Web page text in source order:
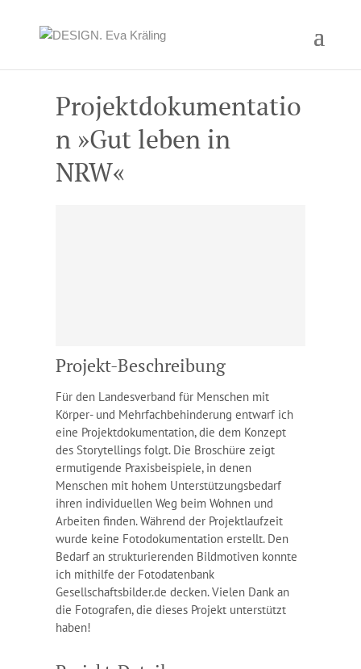
Projektdokumentatio
n »Gut leben in
NRW«
Projekt-Beschreibung
Für den Landes­verband für Menschen mit
Körper- und Mehrfach­behinderung entwarf ich
eine Projekt­­dokumentation, die dem Konzept
des Storytellings folgt. Die Broschüre zeigt
ermutigende Praxis­beispiele, in denen
Menschen mit hohem Unterstützungs­bedarf
ihren individuellen Weg beim Wohnen und
Arbeiten finden. Während der Projektlaufzeit
wurde keine Fotodokumentation erstellt. Den
Bedarf an strukturierenden Bildmotiven konnte
ich mithilfe der Fotodatenbank
Gesellschaftsbilder.de decken. Vielen Dank an
die Fotografen, die dieses Projekt unterstützt
haben!